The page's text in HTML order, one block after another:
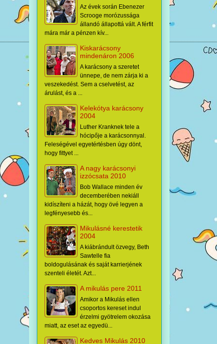
Az évek során Ebenezer
Scrooge morózussága
állandó állapottá vált. A férfit
mára már a pénzen kív...
Kiskarácsony
mindenáron 2006
A karácsony a szeretet
ünnepe, de nem zárja ki a
veszekedést. Sem a cselvetést, az
árulást, és a ...
Kelekótya karácsony
2004
Luther Kranknek tele a
hócipője a karácsonnyal.
Feleségével egyetértésben úgy dönt,
hogy fittyet ...
A nagy karácsonyi
izzócsata 2010
Bob Wallace minden év
decemberében nekiáll
kidíszíteni a házát, hogy övé legyen a
legfényesebb és...
Mikulásné kerestetik
2004
A kiábrándult özvegy, Beth
Sawtelle fia
boldogulásának és saját karrierjének
szenteli életét. Azt...
A mikulás pere 2011
Amikor a Mikulás ellen
csoportos kereset indul
érzelmi gyötrelem okozása
miatt, az eset az egyedü...
Kedves Mikulás 2010